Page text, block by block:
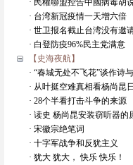
· 民權聯盟控告中國病毒胡
· 台湾新冠疫情一天增六倍
· 世卫报名截止台湾没有邀
· 白登防疫96%民主党满意
【史海夜航】
· “春城无处不飞花”谈作诗
· 从叶挺空难真相看杨尚昆
· 28个半看打击斗争的来源
· 读史 杨尚昆安装窃听器的
· 宋徽宗绝笔词
· 十字军战争和反犹主义
· 犹大 犹大， 快乐 快乐！